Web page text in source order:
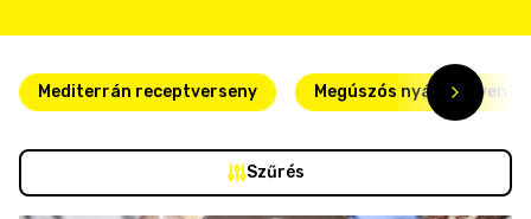
Mediterrán receptverseny Megúszós nyári
Szűrés